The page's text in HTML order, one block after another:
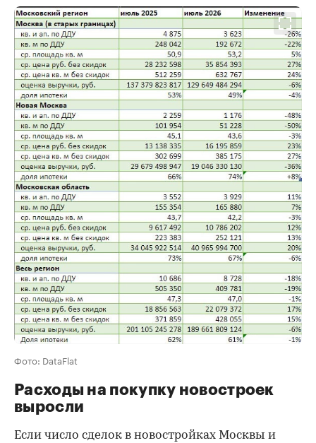
Фото: DataFlat
Расходы на покупку новостроек
выросли
Если число сделок в новостройках Москвы и